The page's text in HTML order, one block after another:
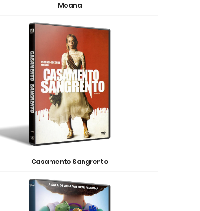
Moana
Casamento Sangrento